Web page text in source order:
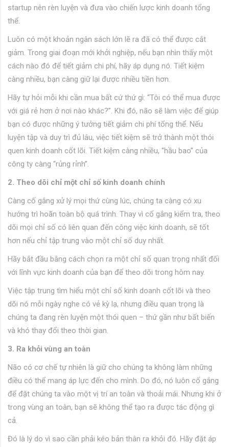
startup nên rèn luyện và đưa vào chiến lược kinh doanh tổng
thể.
Luôn có một khoản ngân sách lớn lẽ ra đã có thể được cắt
giảm. Trong giai đoạn mới khởi nghiệp, nếu bạn nhìn thấy một
cách nào đó để tiết giảm chi phí, hãy áp dụng nó. Tiết kiệm
càng nhiều, bạn càng giữ lại được nhiều tiền hơn.
Hãy tự hỏi mỗi khi cần mua bất cứ thứ gì: “Tôi có thể mua được
với giá rẻ hơn ở nơi nào khác?”. Khi đó, não sẽ làm việc để giúp
bạn có được những ý tưởng tiết giảm chi phí tổng thể. Nếu
luyện tập và duy trì đủ lâu, việc tiết kiệm sẽ trở thành một thói
quen kinh doanh cốt lõi. Tiết kiệm càng nhiều, “hầu bao” của
công ty càng “rủng rỉnh”.
2. Theo dõi chỉ một chỉ số kinh doanh chính
Càng cố gắng xử lý mọi thứ cùng lúc, chúng ta càng có xu
hướng trì hoãn toàn bộ quá trình. Thay vì cố gắng kiểm tra, theo
dõi mọi chỉ số có liên quan đến công việc kinh doanh, sẽ tốt
hơn nếu chỉ tập trung vào một chỉ số duy nhất.
Hãy bắt đầu bằng cách chọn ra một chỉ số quan trọng nhất đối
với lĩnh vực kinh doanh của bạn để theo dõi trong hôm nay.
Việc tập trung tìm hiểu một chỉ số kinh doanh cốt lõi và theo
dõi nó mỗi ngày nghe có vẻ kỳ lạ, nhưng điều quan trọng là
chúng ta đang rèn luyện một thói quen – thứ gần như bất biến
và khó thay đổi theo thời gian.
3. Ra khỏi vùng an toàn
Não có cơ chế tự nhiên là giữ cho chúng ta không làm những
điều có thể mang áp lực đến cho mình. Do đó, nó luôn cố gắng
để đặt chúng ta vào một vị trí an toàn và thoải mái. Nhưng khi ở
trong vùng an toàn, bạn sẽ không thể tạo ra được tác động gì
cả.
Đó là lý do vì sao cần phải kéo bản thân ra khỏi đó. Hãy đặt áp